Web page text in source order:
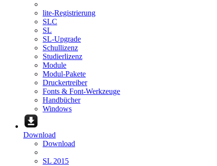
lite-Registrierung
SLC
SL
SL-Upgrade
Schullizenz
Studierlizenz
Module
Modul-Pakete
Druckertreiber
Fonts & Font-Werkzeuge
Handbücher
Windows
Download
Download
SL 2015